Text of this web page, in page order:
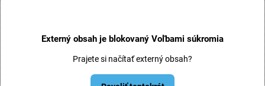
Externý obsah je blokovaný Voľbami súkromia
Prajete si načítať externý obsah?